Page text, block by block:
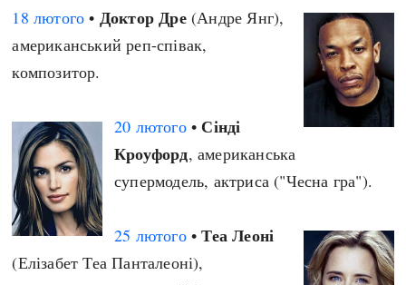
18 лютого • Доктор Дре(Андре Янг),
американський реп-співак,
композитор.
20 лютого• Сінді
Кроуфорд, американська
супермодель, актриса ("Чесна гра").
25 лютого•Теа Леоні
(Елізабет Теа Панталеоні),